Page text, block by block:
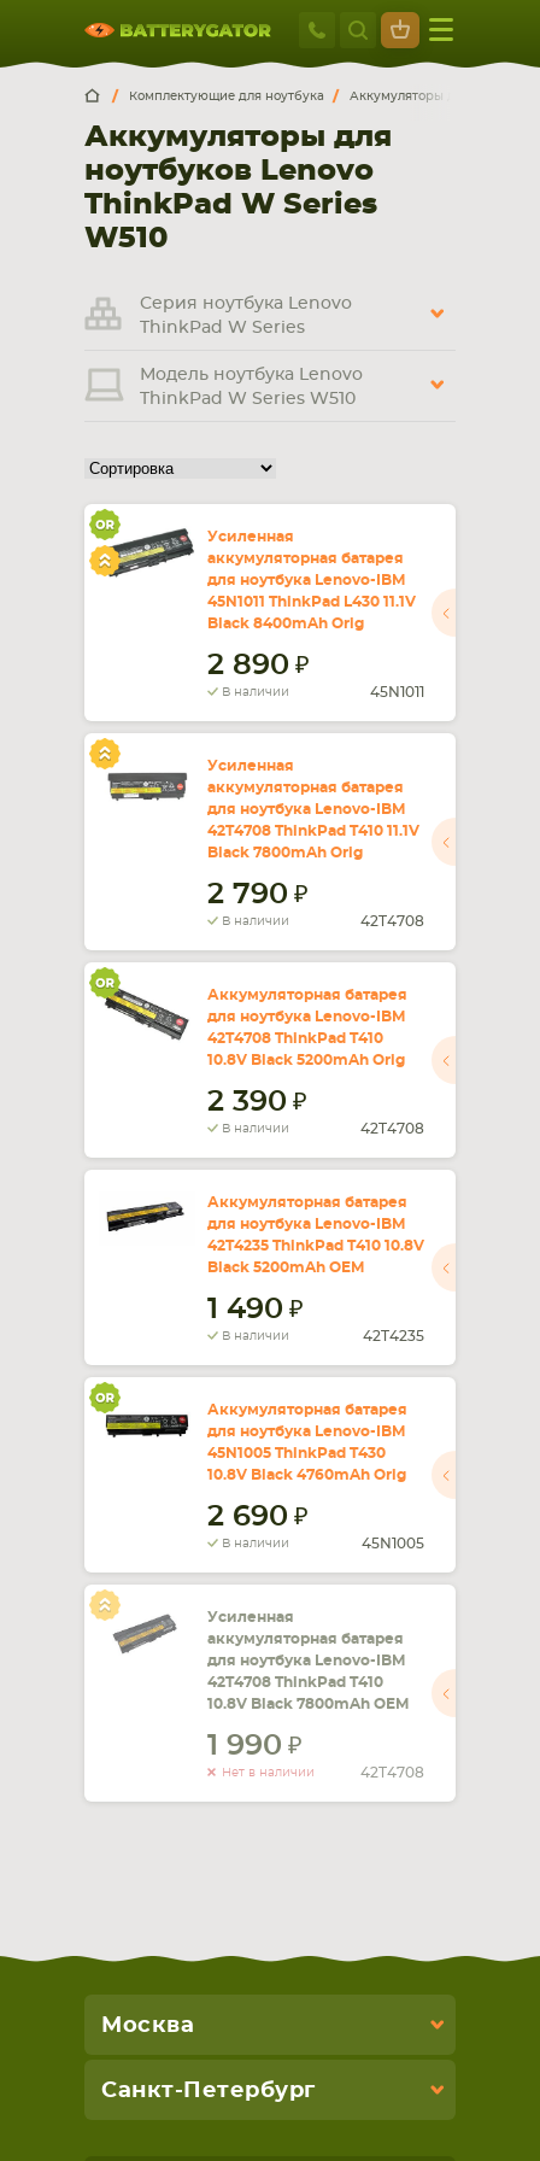
Москва
+7 495 414
Москва Санкт-Петербург
г. Москва, ул. Ткацкая, 5с3 (м. Семеновская)
5 мин. ходьбы от ст.м. “Семеновская”
+7 495 414 28 59
Обратный звонок
Пн-Вс:
смартфона, планшета
НОУТБУКА ПЛАНШЕТА
КОМПЛЕКТУЮЩИЕ
Комплектующие для ноутбука Аккумуляторы для ноутбуков
Аккумуляторы для
ноутбуков Lenovo
ThinkPad W Series
W510
Серия ноутбука Lenovo
ThinkPad W Series
Модель ноутбука Lenovo
ThinkPad W Series W510
Усиленная
аккумуляторная батарея
для ноутбука Lenovo-IBM
45N1011 ThinkPad L430 11.1V
Black 8400mAh Orig
2 890
В наличии 45N1011
Усиленная
аккумуляторная батарея
для ноутбука Lenovo-IBM
42T4708 ThinkPad T410 11.1V
Black 7800mAh Orig
2 790
В наличии 42T4708
Аккумуляторная батарея
для ноутбука Lenovo-IBM
42T4708 ThinkPad T410
10.8V Black 5200mAh Orig
2 390
В наличии 42T4708
Аккумуляторная батарея
для ноутбука Lenovo-IBM
42T4235 ThinkPad T410 10.8V
Black 5200mAh OEM
1 490
В наличии 42T4235
Аккумуляторная батарея
для ноутбука Lenovo-IBM
45N1005 ThinkPad T430
10.8V Black 4760mAh Orig
2 690
В наличии 45N1005
Усиленная
аккумуляторная батарея
для ноутбука Lenovo-IBM
42T4708 ThinkPad T410
10.8V Black 7800mAh OEM
1 990
Нет в наличии 42T4708
Москва
Санкт-Петербург